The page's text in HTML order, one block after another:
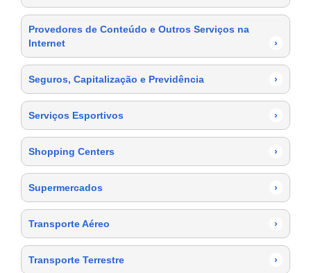
Provedores de Conteúdo e Outros Serviços na
Internet
›
Seguros, Capitalização e Previdência ›
Serviços Esportivos ›
Shopping Centers ›
Supermercados ›
Transporte Aéreo ›
Transporte Terrestre ›